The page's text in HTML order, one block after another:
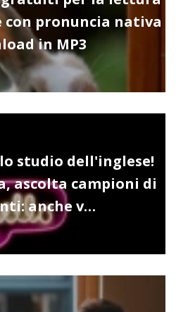
pronuncia nativa
in MP3
studio dell'inglese!
ascolta campioni di
anche v…